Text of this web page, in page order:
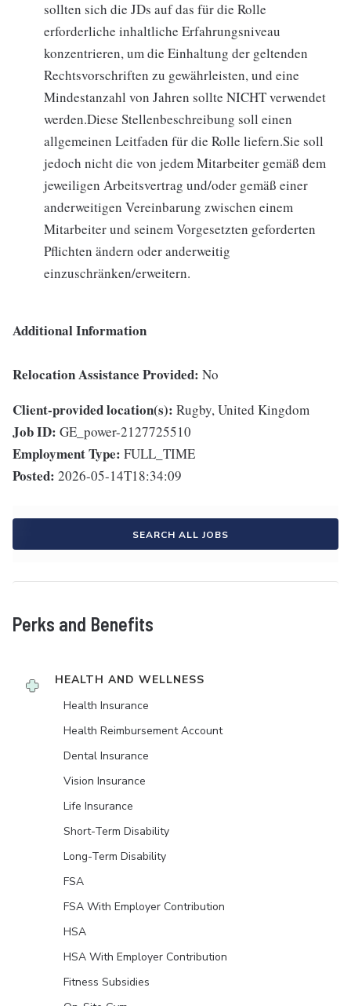
sollten sich die JDs auf das für die Rolle
erforderliche inhaltliche Erfahrungsniveau
konzentrieren, um die Einhaltung der geltenden
Rechtsvorschriften zu gewährleisten, und eine
Mindestanzahl von Jahren sollte NICHT verwendet
werden.Diese Stellenbeschreibung soll einen
allgemeinen Leitfaden für die Rolle liefern.Sie soll
jedoch nicht die von jedem Mitarbeiter gemäß dem
jeweiligen Arbeitsvertrag und/oder gemäß einer
anderweitigen Vereinbarung zwischen einem
Mitarbeiter und seinem Vorgesetzten geforderten
Pflichten ändern oder anderweitig
einzuschränken/erweitern.
Additional Information
Relocation Assistance Provided: No
Client-provided location(s): Rugby, United Kingdom
Job ID: GE_power-2127725510
Employment Type: FULL_TIME
Posted: 2026-05-14T18:34:09
SEARCH ALL JOBS
Perks and Benefits
HEALTH AND WELLNESS
Health Insurance
Health Reimbursement Account
Dental Insurance
Vision Insurance
Life Insurance
Short-Term Disability
Long-Term Disability
FSA
FSA With Employer Contribution
HSA
HSA With Employer Contribution
Fitness Subsidies